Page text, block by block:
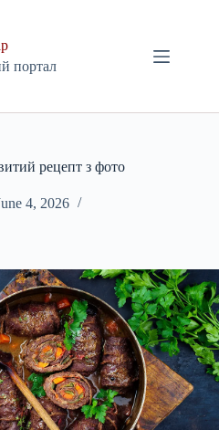
портал
рецепт з фото
4, 2026